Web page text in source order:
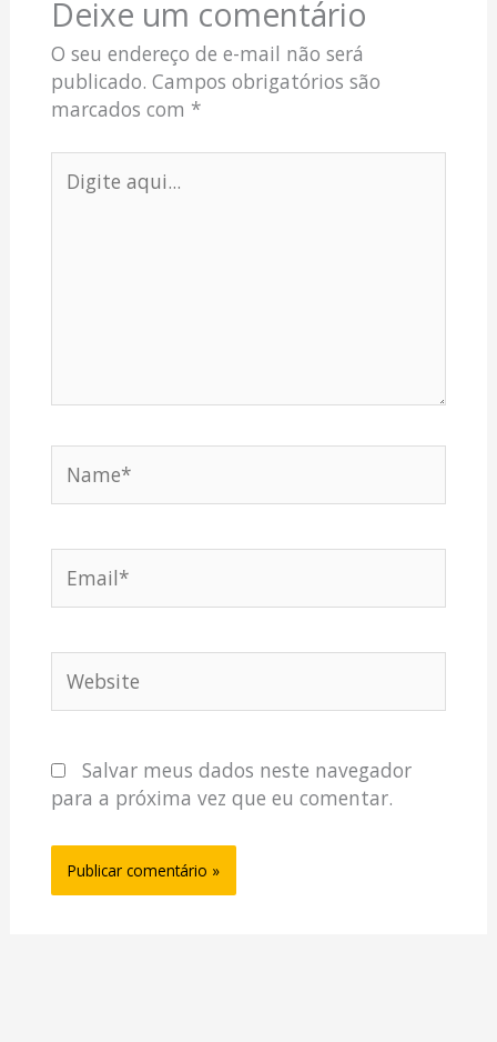
Deixe um comentário
O seu endereço de e-mail não será
publicado. Campos obrigatórios são
marcados com *
aqui...
Salvar meus dados neste navegador
para a próxima vez que eu comentar.